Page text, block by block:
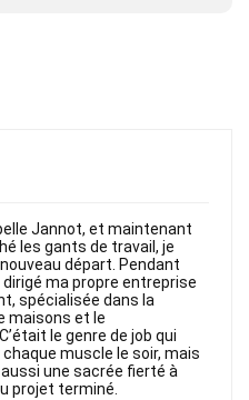
Jannot, et maintenant
les gants de travail, je
départ. Pendant
dirigé ma propre entreprise
spécialisée dans la
maisons et le
le genre de job qui
muscle le soir, mais
une sacrée fierté à
projet terminé.